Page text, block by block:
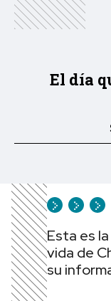
El día
Esta es
vida de
su